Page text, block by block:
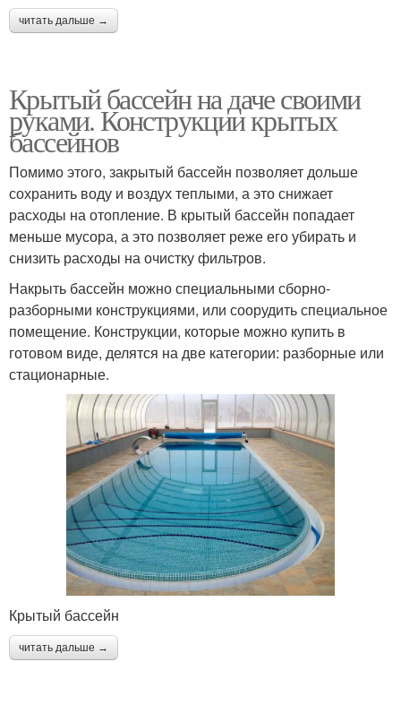
читать дальше →
Крытый бассейн на даче своими
руками. Конструкции крытых
бассейнов
Помимо этого, закрытый бассейн позволяет дольше
сохранить воду и воздух теплыми, а это снижает
расходы на отопление. В крытый бассейн попадает
меньше мусора, а это позволяет реже его убирать и
снизить расходы на очистку фильтров.
Накрыть бассейн можно специальными сборно-
разборными конструкциями, или соорудить специальное
помещение. Конструкции, которые можно купить в
готовом виде, делятся на две категории: разборные или
стационарные.
Крытый бассейн
читать дальше →